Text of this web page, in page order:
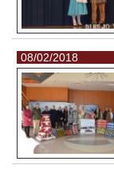
08/02/2018